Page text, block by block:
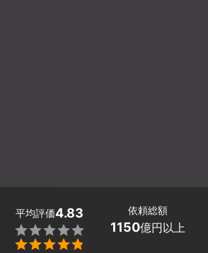
平均評価4.83


依頼総額
1150億円以上